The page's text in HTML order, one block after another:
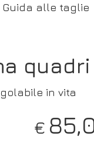
Guida alle taglie
in vita
€